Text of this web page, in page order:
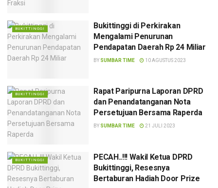
BUKITTINGGI
Bukittinggi di Perkirakan
Mengalami Penurunan
Pendapatan Daerah Rp 24 Miliar
BY SUMBAR TIME 10 AGUSTUS 2023
BUKITTINGGI
Rapat Paripurna Laporan DPRD
dan Penandatanganan Nota
Persetujuan Bersama Raperda
BY SUMBAR TIME 21 JULI 2023
BUKITTINGGI
PECAH..!!! Wakil Ketua DPRD
Bukittinggi, Resesnya
Bertaburan Hadiah Door Prize